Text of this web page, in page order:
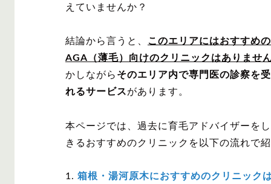
えていませんか？
結論から言うと、
このエリアにはおすすめの
AGA（薄毛）向けのクリニックはありませ
かしながら そのエリア内で専門医の診察を
れるサービスがあります。
本ページでは、過去に育毛アドバイザーを
きるおすすめのクリニックを以下の流れで
箱根・湯河原木におすすめのクリニック
かつら・ヴ